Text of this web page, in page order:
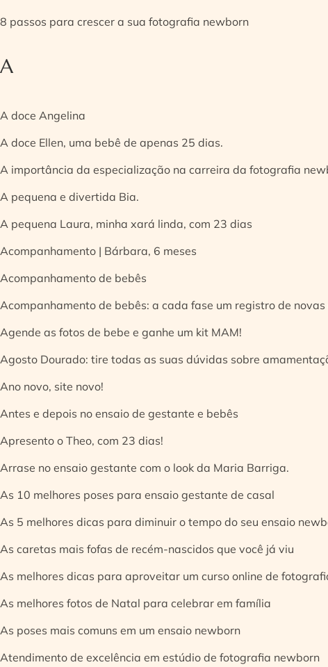
8 passos para crescer a sua fotografia newborn
A
A doce Angelina
A doce Ellen, uma bebê de apenas 25 dias.
A importância da especialização na carreira da fotografia
A pequena e divertida Bia.
A pequena Laura, minha xará linda, com 23 dias
Acompanhamento | Bárbara, 6 meses
Acompanhamento de bebês
Acompanhamento de bebês: a cada fase um registro de novas
Agende as fotos de bebe e ganhe um kit MAM!
Agosto Dourado: tire todas as suas dúvidas sobre
Ano novo, site novo!
Antes e depois no ensaio de gestante e bebês
Apresento o Theo, com 23 dias!
Arrase no ensaio gestante com o look da Maria Barriga.
As 10 melhores poses para ensaio gestante de casal
As 5 melhores dicas para diminuir o tempo do seu ensaio
As caretas mais fofas de recém-nascidos que você já viu
As melhores dicas para aproveitar um curso online de
As melhores fotos de Natal para celebrar em família
As poses mais comuns em um ensaio newborn
Atendimento de excelência em estúdio de fotografia newborn